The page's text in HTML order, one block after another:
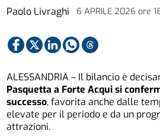
Paolo Livraghi 6 APRILE 2026ore
ALESSANDRIA – Il bilancio è
Pasquetta a Forte Acqui si
successo, favorita anche dalle
elevate per il periodo e da un
attrazioni.